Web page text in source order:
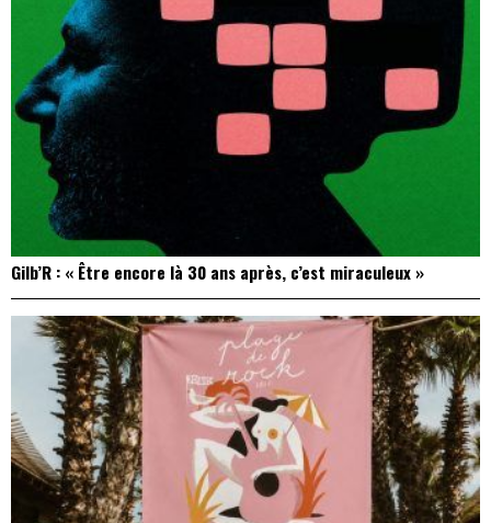
Gilb’R : « Être encore là 30 ans après, c’est miraculeux »